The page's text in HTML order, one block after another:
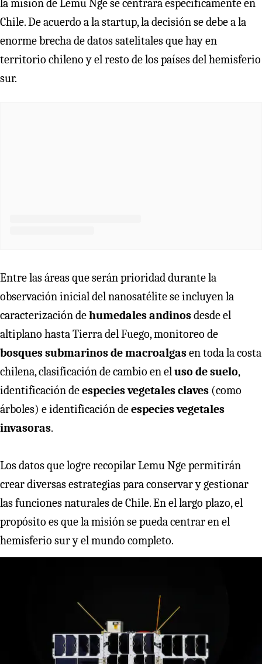
la misión de Lemu Nge se centrará específicamente en
Chile. De acuerdo a la startup, la decisión se debe a la
enorme brecha de datos satelitales que hay en
territorio chileno y el resto de los países del hemisferio
sur.
Entre las áreas que serán prioridad durante la
observación inicial del nanosatélite se incluyen la
caracterización dehumedales andinosdesde el
altiplano hasta Tierra del Fuego, monitoreo de
bosques submarinos de macroalgasen toda la costa
chilena, clasificación de cambio en eluso de suelo,
identificación deespecies vegetales claves (como
árboles) e identificación deespecies vegetales
invasoras.
Los datos que logre recopilar Lemu Nge permitirán
crear diversas estrategias para conservar y gestionar
las funciones naturales de Chile. En el largo plazo, el
propósito es que la misión se pueda centrar en el
hemisferio sur y el mundo completo.